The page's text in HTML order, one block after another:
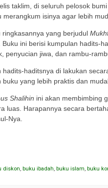
taklim, di seluruh pelosok
isinya agar lebih
ringkasannya yang berjudul
ini berisi kumpulan hadits-
jiwa, dan rambu-
haditsnya di lakukan
yang lebih praktis dan
Shalihin ini akan membimbing
luas. Harapannya secara
Nya.
diskon,buku ibadah,buku islam,buku